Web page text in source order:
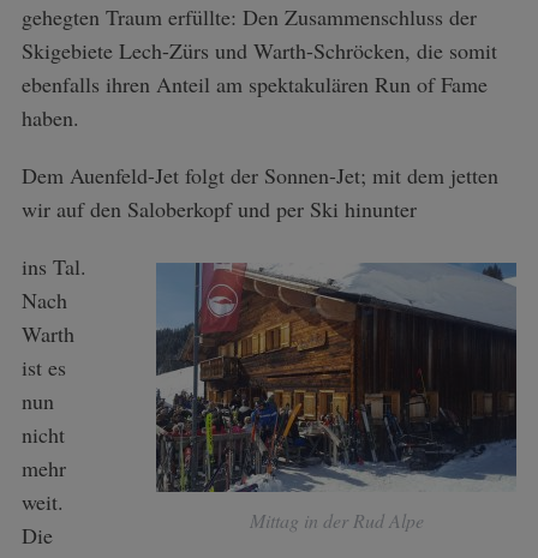
gehegten Traum erfüllte: Den Zusammenschluss der
Skigebiete Lech-Zürs und Warth-Schröcken, die somit
ebenfalls ihren Anteil am spektakulären Run of Fame
haben.
Dem Auenfeld-Jet folgt der Sonnen-Jet; mit dem jetten
wir auf den Saloberkopf und per Ski hinunter
Mittag in der Rud Alpe
ins Tal.
Nach
Warth
ist es
nun
nicht
mehr
weit.
Die
S
r
c